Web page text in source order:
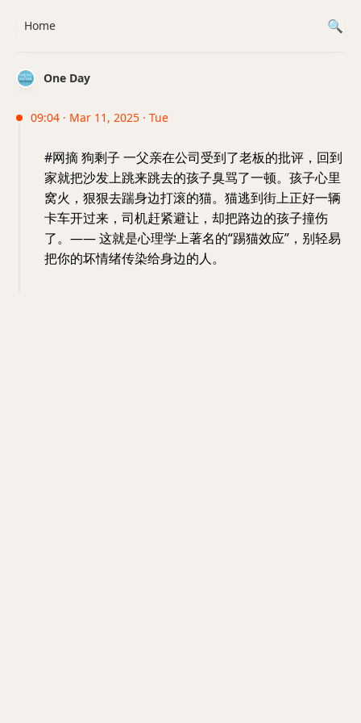
One Day
09:04 · Mar 11, 2025 · Tue
#网摘 狗剩子 一父亲在公司受到了老板的批评，回到
家就把沙发上跳来跳去的孩子臭骂了一顿。孩子心里
窝火，狠狠去踹身边打滚的猫。猫逃到街上正好一辆
卡车开过来，司机赶紧避让，却把路边的孩子撞伤
了。—— 这就是心理学上著名的“踢猫效应”，别轻易
把你的坏情绪传染给身边的人。
Home